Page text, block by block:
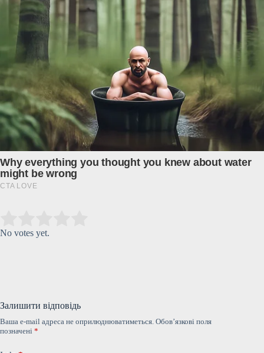
No votes yet.
Залишити відповідь
Ваша e-mail адреса не оприлюднюватиметься. Обов’язкові поля
позначені *